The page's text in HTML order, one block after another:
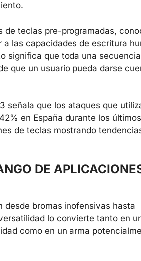
de teclas pre-programadas,
a las capacidades de escritura
significa que toda una
que un usuario pueda darse
señala que los ataques que
en España durante los
de teclas mostrando
DE
desde bromas inofensivas hasta
lo convierte tanto en
como en un arma